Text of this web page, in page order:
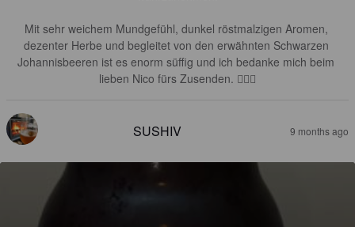
Mit sehr weichem Mundgefühl, dunkel röstmalzigen Aromen,
dezenter Herbe und begleitet von den erwähnten Schwarzen
Johannisbeeren ist es enorm süffig und ich bedanke mich beim
lieben Nico fürs Zusenden. 🙋🏻‍♂️
SUSHIV 9 months ago